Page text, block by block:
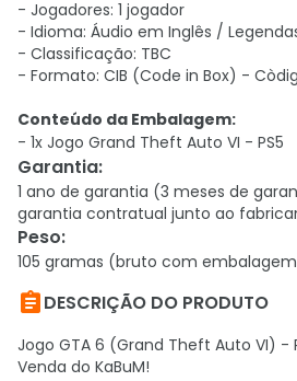
- Jogadores: 1 jogador
- Idioma: Áudio em Inglês /
- Classificação: TBC
- Formato: CIB (Code in Box) -
Conteúdo da Embalagem:
- 1x Jogo Grand Theft Auto VI - PS5
Garantia:
1 ano de garantia (3 meses de
garantia contratual junto ao
Peso:
105 gramas (bruto com
DESCRIÇÃO DO PRODUTO
Jogo GTA 6 (Grand Theft Auto VI) -
Venda do KaBuM!